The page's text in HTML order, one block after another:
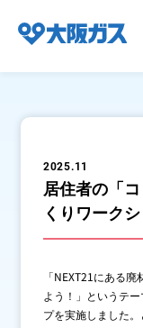
企業/グルー
社会貢献
2025.11
居住者の「
くりワーク
「NEXT21にある
よう！」というテ
プを実施しました